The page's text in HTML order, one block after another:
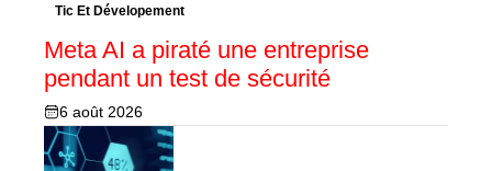
Tic Et Dévelopement
Meta AI a piraté une entreprise
pendant un test de sécurité
6 août 2026